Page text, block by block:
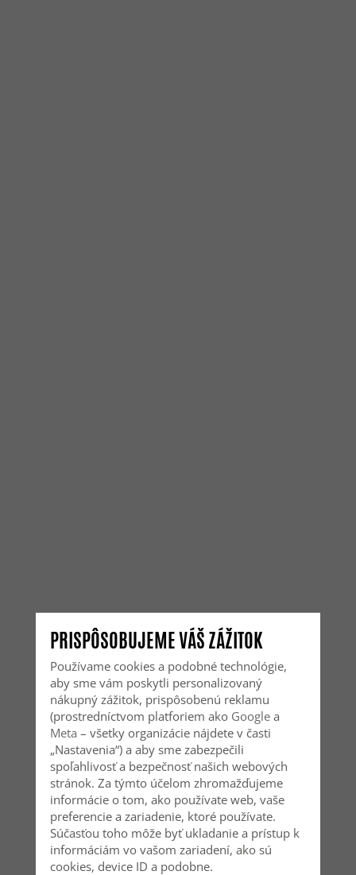
PRISPÔSOBUJEME VÁŠ ZÁŽITOK
Používame cookies a podobné technológie,
aby sme vám poskytli personalizovaný
nákupný zážitok, prispôsobenú reklamu
(prostredníctvom platforiem ako Googlea
Meta – všetky organizácie nájdete v časti
„Nastavenia“) a aby sme zabezpečili
spoľahlivosť a bezpečnosť našich webových
stránok. Za týmto účelom zhromažďujeme
informácie o tom, ako používate web, vaše
preferencie a zariadenie, ktoré používate.
Súčasťou toho môže byť ukladanie a prístup k
informáciám vo vašom zariadení, ako sú
cookies, device ID a podobne.